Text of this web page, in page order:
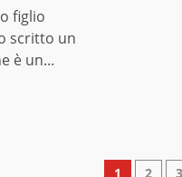
figlio
scritto un
è un...
1 2 3